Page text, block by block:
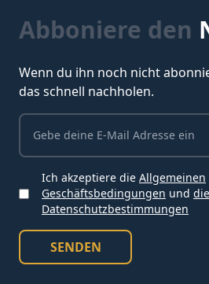
Abboniere den
Wenn du ihn noch nicht
das schnell nachholen.
Ich akzeptiere die Bedingungen
Ich akzeptiere die Allgemeinen
Geschäftsbedingungen und die
Datenschutzbestimmungen
SENDEN